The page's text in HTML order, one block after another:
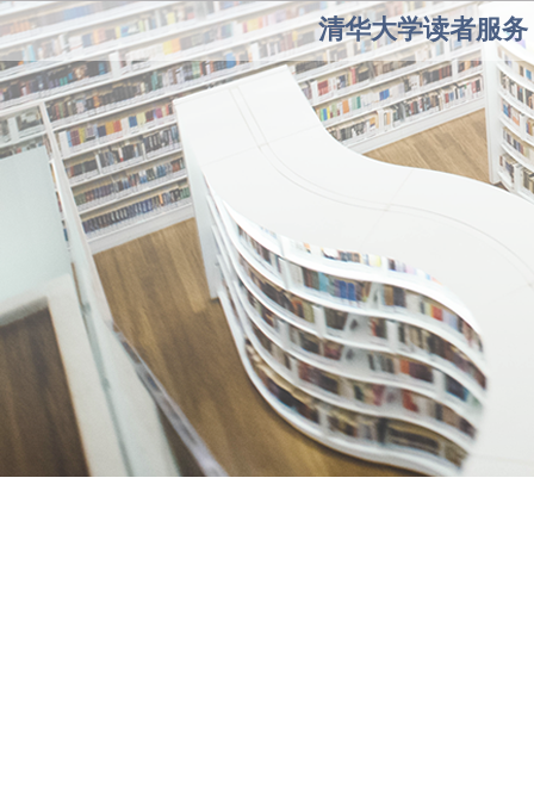
清华大学读者服务